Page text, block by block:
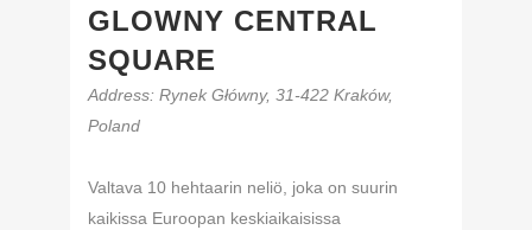
GLOWNY CENTRAL
SQUARE
Address: Rynek Główny, 31-422 Kraków,
Poland
Valtava 10 hehtaarin neliö, joka on suurin
kaikissa Euroopan keskiaikaisissa